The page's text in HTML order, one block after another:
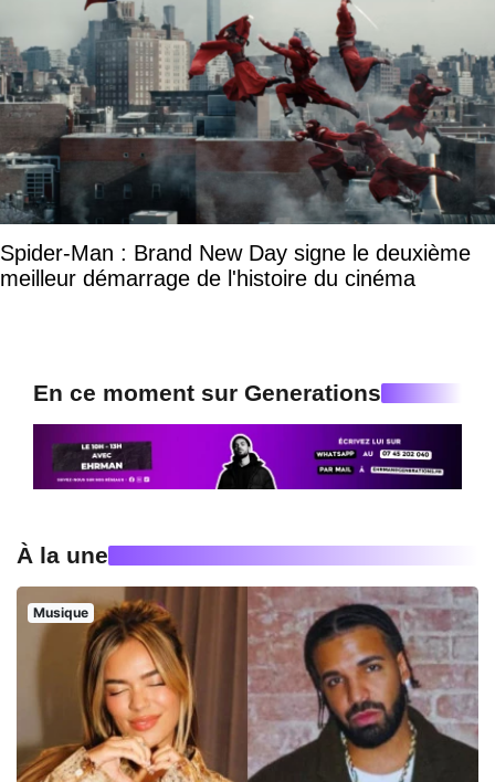
Spider-Man : Brand New Day signe le deuxième
meilleur démarrage de l'histoire du cinéma
En ce moment sur Generations
À la une
Musique